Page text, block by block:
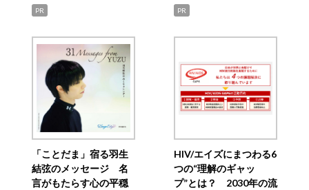
PR PR
「ことだま」宿る羽生
結弦のメッセージ 名
言がもたらす心の平穏
HIV/エイズにまつわる6
つの“理解のギャッ
プ”とは？ 2030年の流